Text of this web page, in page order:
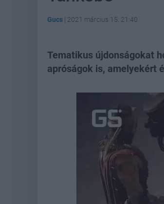
Gucs | 2021 március 15. 21:40
Tematikus újdonságokat
apróságok is, amelyekért